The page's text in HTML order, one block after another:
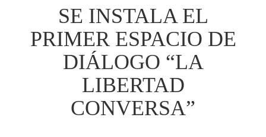
SE INSTALA EL
PRIMER ESPACIO DE
DIÁLOGO “LA
LIBERTAD
CONVERSA”